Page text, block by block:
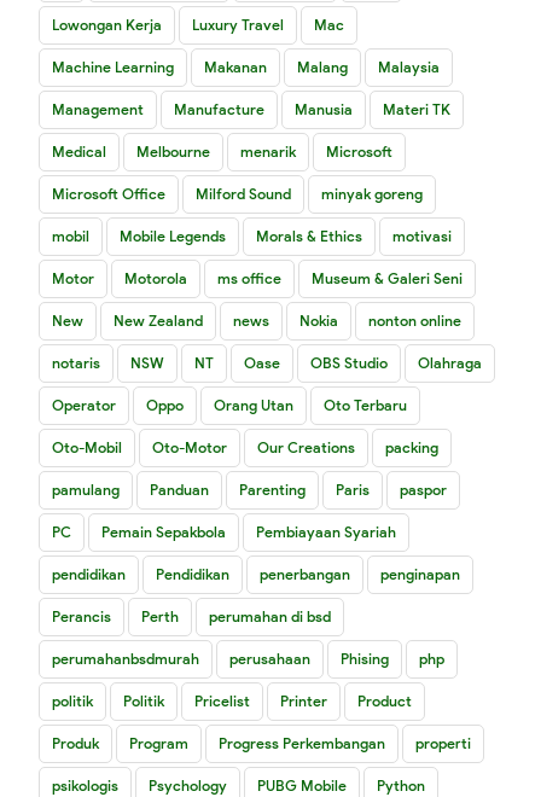
Lowongan Kerja Luxury Travel Mac
Machine Learning Makanan Malang Malaysia
Management Manufacture Manusia Materi TK
Medical Melbourne menarik Microsoft
Microsoft Office Milford Sound minyak goreng
mobil Mobile Legends Morals & Ethics motivasi
Motor Motorola ms office Museum & Galeri Seni
New New Zealand news Nokia nonton online
notaris NSW NT Oase OBS Studio Olahraga
Operator Oppo Orang Utan Oto Terbaru
Oto-Mobil Oto-Motor Our Creations packing
pamulang Panduan Parenting Paris paspor
PC Pemain Sepakbola Pembiayaan Syariah
pendidikan Pendidikan penerbangan penginapan
Perancis Perth perumahan di bsd
perumahanbsdmurah perusahaan Phising php
politik Politik Pricelist Printer Product
Produk Program Progress Perkembangan properti
psikologis Psychology PUBG Mobile Python